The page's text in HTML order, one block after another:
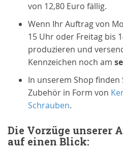
von 12,80 Euro fällig.
Wenn Ihr Auftrag von
15 Uhr oder Freitag bis
produzieren und
Kennzeichen noch am
In unserem Shop finden
Zubehör in Form von
Schrauben.
Die Vorzüge unserer
auf einen Blick: